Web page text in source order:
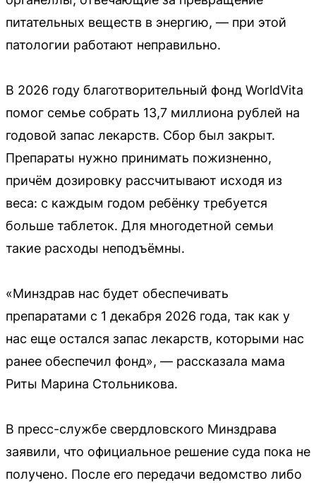
питательных веществ в энергию, — при этой
патологии работают неправильно.
В 2026 году благотворительный фонд WorldVita
помог семье собрать 13,7 миллиона рублей на
годовой запас лекарств. Сбор был закрыт.
Препараты нужно принимать пожизненно,
причём дозировку рассчитывают исходя из
веса: с каждым годом ребёнку требуется
больше таблеток. Для многодетной семьи
такие расходы неподъёмны.
«Минздрав нас будет обеспечивать
препаратами с 1 декабря 2026 года, так как у
нас еще остался запас лекарств, которыми нас
ранее обеспечил фонд», — рассказала мама
Риты Марина Стольникова.
В пресс-службе свердловского Минздрава
заявили, что официальное решение суда пока не
получено. После его передачи ведомство либо